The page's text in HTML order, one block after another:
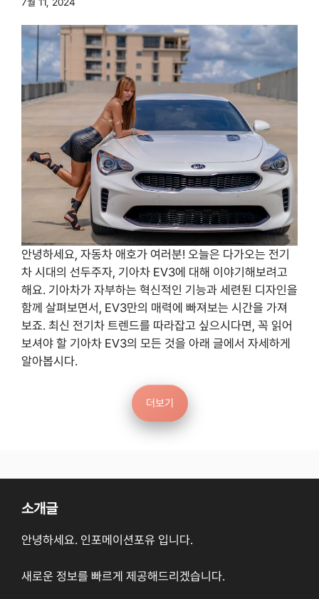
안녕하세요, 자동차 애호가 여러분! 오늘은 다가오는 전기
차 시대의 선두주자, 기아차 EV3에 대해 이야기해보려고
해요. 기아차가 자부하는 혁신적인 기능과 세련된 디자인을
함께 살펴보면서, EV3만의 매력에 빠져보는 시간을 가져
보죠. 최신 전기차 트렌드를 따라잡고 싶으시다면, 꼭 읽어
보셔야 할 기아차 EV3의 모든 것을 아래 글에서 자세하게
알아봅시다.
더보기
소개글
안녕하세요. 인포메이션포유 입니다.
새로운 정보를 빠르게 제공해드리겠습니다.